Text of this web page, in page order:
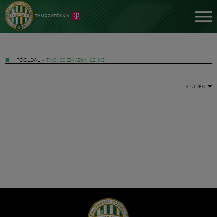
FŐOLDAL » TAG: CSIZMADIA ILDIKÓ
SZŰRÉS
Hírek